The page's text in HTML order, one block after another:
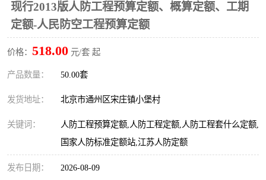
现行2013版人防工程预算定额、概算定额、工期
定额-人民防空工程预算定额
价格： 518.00 元/套 起
产品数量： 50.00套
发货地址： 北京市通州区宋庄镇小堡村
关键词：
人防工程预算定额,人防工程定额,人防工程套什么定额,
国家人防标准定额站,江苏人防定额
发布日期： 2026-08-09
电网技改,拆除,检修定额 炼油化工计价依据定额
信息通信建设工程预算定
额
火力发电机组检修定额
湖北建设工程消耗量定额
煤炭建设工程预算定额 钢铁检修工程预算定额
黄金矿山工程预算定额 冶金工业矿山建设工程预
算定额2
冶金工业建设工程预算定 人防工程预算定额